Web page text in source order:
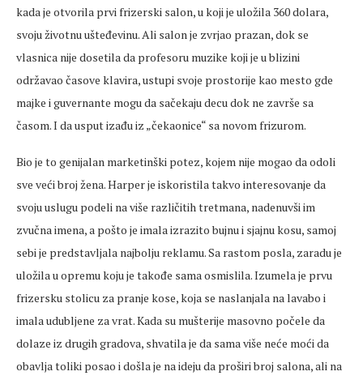
kada je otvorila prvi frizerski salon, u koji je uložila 360 dolara,
svoju životnu ušteđevinu. Ali salon je zvrjao prazan, dok se
vlasnica nije dosetila da profesoru muzike koji je u blizini
održavao časove klavira, ustupi svoje prostorije kao mesto gde
majke i guvernante mogu da sačekaju decu dok ne završe sa
časom. I da usput izađu iz „čekaonice“ sa novom frizurom.
Bio je to genijalan marketinški potez, kojem nije mogao da odoli
sve veći broj žena. Harper je iskoristila takvo interesovanje da
svoju uslugu podeli na više različitih tretmana, nadenuvši im
zvučna imena, a pošto je imala izrazito bujnu i sjajnu kosu, samoj
sebi je predstavljala najbolju reklamu. Sa rastom posla, zaradu je
uložila u opremu koju je takođe sama osmislila. Izumela je prvu
frizersku stolicu za pranje kose, koja se naslanjala na lavabo i
imala udubljene za vrat. Kada su mušterije masovno počele da
dolaze iz drugih gradova, shvatila je da sama više neće moći da
obavlja toliki posao i došla je na ideju da proširi broj salona, ali na